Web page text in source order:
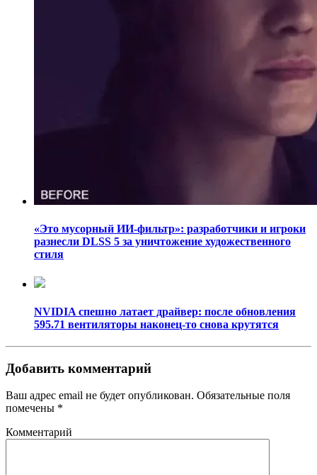
«Это мусорный ИИ-фильтр»: разработчики и игроки
разнесли DLSS 5 за уничтожение художественного
стиля
NVIDIA спешно латает драйвер: после обновления
595.71 вентиляторы наконец-то снова крутятся
Добавить комментарий
Ваш адрес email не будет опубликован. Обязательные поля
помечены *
Комментарий